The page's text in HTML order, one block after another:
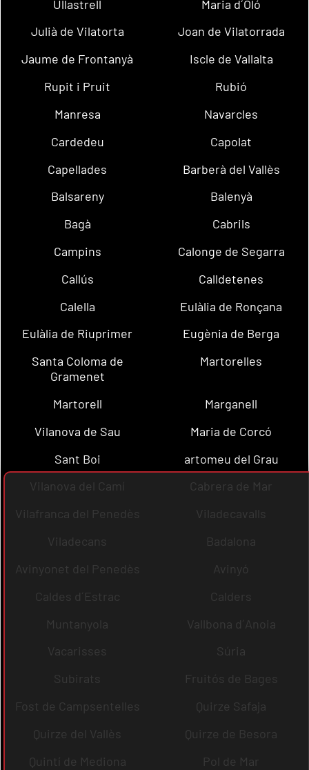
Ullastrell
Maria d´Oló
Julià de Vilatorta
Joan de Vilatorrada
Jaume de Frontanyà
Iscle de Vallalta
Rupit i Pruit
Rubió
Manresa
Navarcles
Cardedeu
Capolat
Capellades
Barberà del Vallès
Balsareny
Balenyà
Bagà
Cabrils
Campins
Calonge de Segarra
Callús
Calldetenes
Calella
Eulàlia de Ronçana
Eulàlia de Riuprimer
Eugènia de Berga
Santa Coloma de
Gramenet
Martorelles
Martorell
Marganell
Vilanova de Sau
Maria de Corcó
Sant Boi
artomeu del Grau
Vilanova del Camí
Cabrera de Mar
Vilafranca del Penedès
Viladecavalls
Viladecans
Badalona
Avinyonet del Penedès
Avinyó
Caldes d´Estrac
Calders
Muntanyola
Vallbona d´Anoia
Vacarisses
Súria
Subirats
Fruitós de Bages
Fost de Campsentelles
Quirze Safaja
Quirze del Vallès
Quirze de Besora
Quintí de Mediona
Pol de Mar